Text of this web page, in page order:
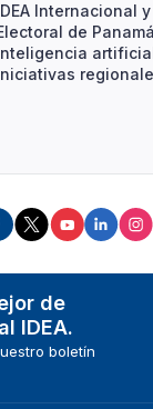
Internacional
de
de
IDEA.
boletín